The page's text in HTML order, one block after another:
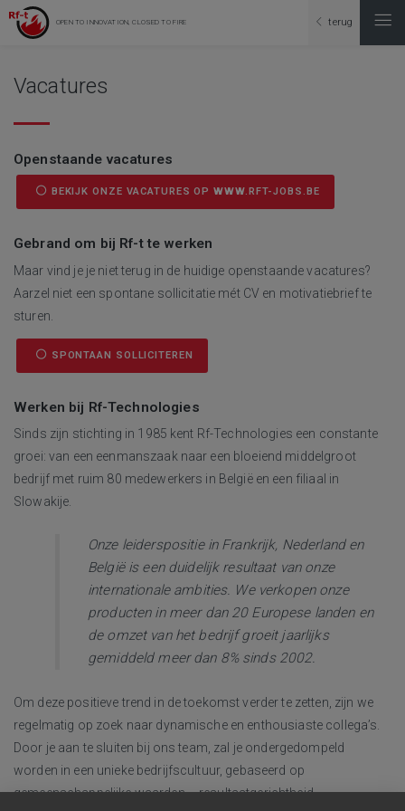
OPEN TO INNOVATION, CLOSED TO FIRE terug
Vacatures
Openstaande vacatures
BEKIJK ONZE VACATURES OP WWW.RFT-JOBS.BE
Gebrand om bij Rf-t te werken
Maar vind je je niet terug in de huidige openstaande vacatures?
Aarzel niet een spontane sollicitatie mét CV en motivatiebrief te
sturen.
SPONTAAN SOLLICITEREN
Werken bij Rf-Technologies
Sinds zijn stichting in 1985 kent Rf-Technologies een constante
groei: van een eenmanszaak naar een bloeiend middelgroot
bedrijf met ruim 80 medewerkers in België en een filiaal in
Slowakije.
Onze leiderspositie in Frankrijk, Nederland en
België is een duidelijk resultaat van onze
internationale ambities. We verkopen onze
producten in meer dan 20 Europese landen en
de omzet van het bedrijf groeit jaarlijks
gemiddeld meer dan 8% sinds 2002.
Om deze positieve trend in de toekomst verder te zetten, zijn we
regelmatig op zoek naar dynamische en enthousiaste collega’s.
Door je aan te sluiten bij ons team, zal je ondergedompeld
worden in een unieke bedrijfscultuur, gebaseerd op
gemeenschappelijke waarden – resultaatgerichtheid,